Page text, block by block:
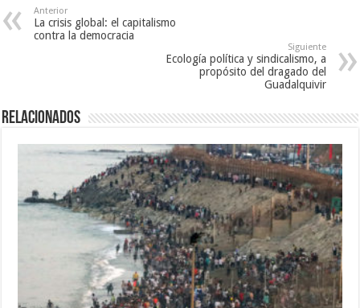
Anterior
La crisis global: el capitalismo
contra la democracia
Siguiente
Ecología política y sindicalismo, a
propósito del dragado del
Guadalquivir
Relacionados